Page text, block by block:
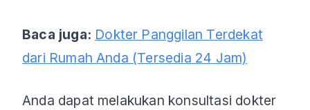
Baca juga: Dokter Panggilan Terdekat
dari Rumah Anda (Tersedia 24 Jam)
Anda dapat melakukan konsultasi dokter